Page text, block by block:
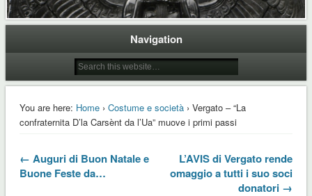
Navigation
You are here: Home› Costume e società› Vergato – “La
confraternita D’la Carsènt da l’Ua” muove i primi passi
← Auguri di Buon Natale e
Buone Feste da…
L’AVIS di Vergato rende
omaggio a tutti i suo soci
donatori →